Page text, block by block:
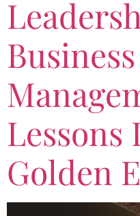
Business
Lessons
Golden